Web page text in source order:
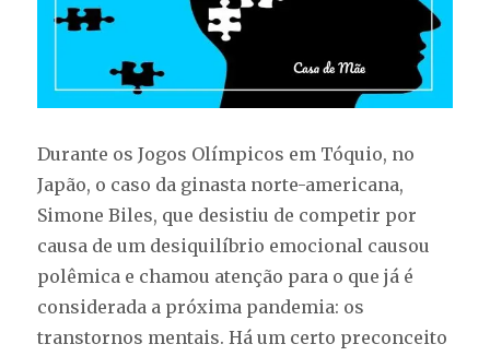
Durante os Jogos Olímpicos em Tóquio, no
Japão, o caso da ginasta norte-americana,
Simone Biles, que desistiu de competir por
causa de um desiquilíbrio emocional causou
polêmica e chamou atenção para o que já é
considerada a próxima pandemia: os
transtornos mentais. Há um certo preconceito